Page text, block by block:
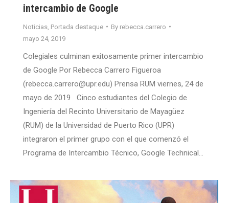
intercambio de Google
Noticias Portada destaque By rebecca.carrero
mayo 24, 2019
Colegiales culminan exitosamente primer intercambio
de Google Por Rebecca Carrero Figueroa
(rebecca.carrero@upr.edu) Prensa RUM viernes, 24 de
mayo de 2019 Cinco estudiantes del Colegio de
Ingeniería del Recinto Universitario de Mayagüez
(RUM) de la Universidad de Puerto Rico (UPR)
integraron el primer grupo con el que comenzó el
Programa de Intercambio Técnico, Google Technical…